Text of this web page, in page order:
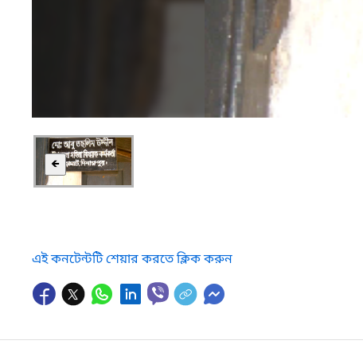
🡸
এই কনটেন্টটি শেয়ার করতে ক্লিক করুন